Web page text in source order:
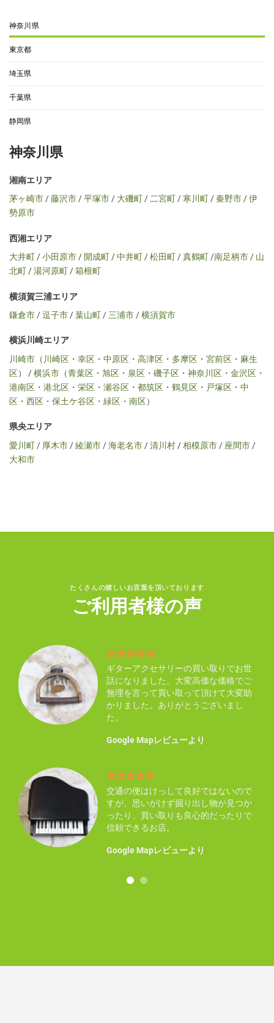
神奈川県
東京都
埼玉県
千葉県
静岡県
神奈川県
湘南エリア
茅ヶ崎市/藤沢市/平塚市/ 大磯町/二宮町/寒川町/秦野市/伊
勢原市
西湘エリア
大井町/小田原市/ 開成町/中井町/松田町/真鶴町/南足柄市/ 山
北町/湯河原町/箱根町
横須賀三浦エリア
鎌倉市/逗子市/葉山町/三浦市/横須賀市
横浜川崎エリア
川崎市 （ 川崎区 ・ 幸区 ・ 中原区 ・ 高津区 ・ 多摩区 ・ 宮前区 ・ 麻生
区） /横浜市 （青葉区 ・ 旭区 ・ 泉区 ・ 磯子区 ・ 神奈川区 ・ 金沢区 ・
港南区 ・ 港北区 ・ 栄区 ・ 瀬谷区 ・ 都筑区 ・ 鶴見区 ・ 戸塚区 ・ 中
区 ・ 西区 ・ 保土ケ谷区 ・ 緑区 ・ 南区）
県央エリア
愛川町/ 厚木市/綾瀬市/海老名市/清川村/相模原市/ 座間市/
大和市
たくさんの嬉しいお言葉を頂いております
ご利用者様の声
ギターアクセサリーの買い取りでお世
話になりました。大変高価な価格でご
無理を言って買い取って頂けて大変助
かりました。ありがとうございまし
た。
Google Mapレビューより
交通の便はけっして良好ではないので
すが、思いがけず掘り出し物が見つか
ったり、買い取りも良心的だったりで
信頼できるお店。
Google Mapレビューより